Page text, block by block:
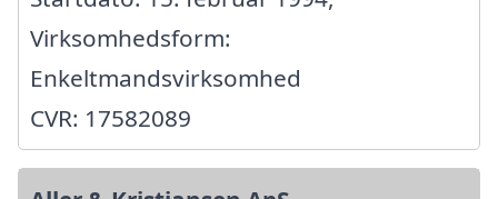
Virksomhedsform:
Enkeltmandsvirksomhed
CVR: 17582089